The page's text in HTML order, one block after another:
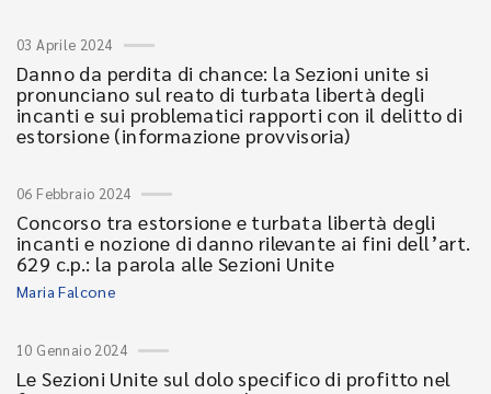
03 Aprile 2024
Danno da perdita di chance: la Sezioni unite si
pronunciano sul reato di turbata libertà degli
incanti e sui problematici rapporti con il delitto di
estorsione (informazione provvisoria)
06 Febbraio 2024
Concorso tra estorsione e turbata libertà degli
incanti e nozione di danno rilevante ai fini dell’art.
629 c.p.: la parola alle Sezioni Unite
Maria Falcone
10 Gennaio 2024
Le Sezioni Unite sul dolo specifico di profitto nel